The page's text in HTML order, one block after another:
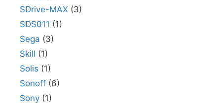
SDrive-MAX (3)
SDS011 (1)
Sega (3)
Skill (1)
Solis (1)
Sonoff (6)
Sony (1)